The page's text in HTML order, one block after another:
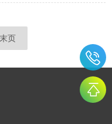
介绍。在选择铝皮保温材料
个因素：一、...
末页